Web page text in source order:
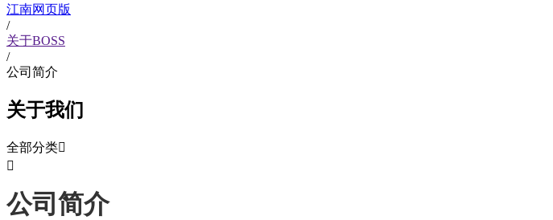
江南网页版
/
关于BOSS
/
公司简介
关于我们
全部分类

公司简介